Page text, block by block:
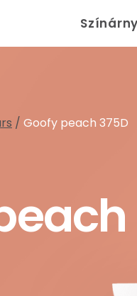
/ Goofy peach 375D